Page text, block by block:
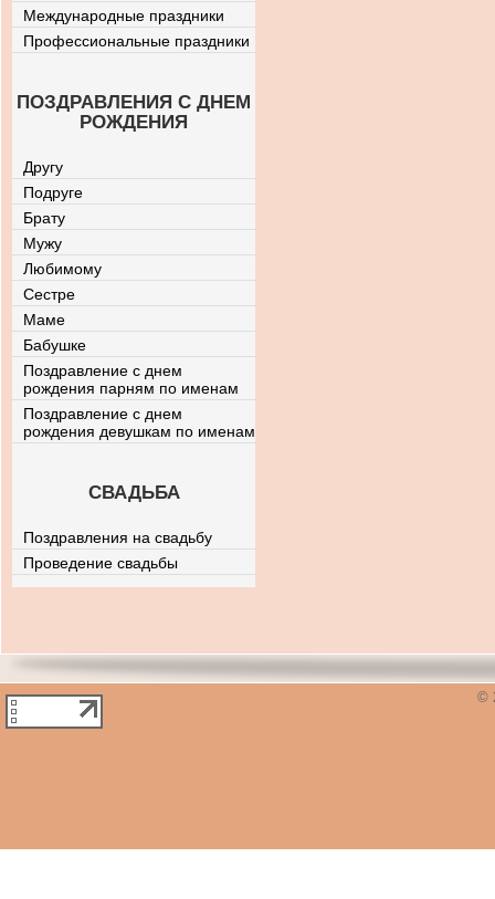
Международные праздники
Профессиональные праздники
ПОЗДРАВЛЕНИЯ С ДНЕМ
РОЖДЕНИЯ
Другу
Подруге
Брату
Мужу
Любимому
Сестре
Маме
Бабушке
Поздравление с днем
рождения парням по именам
Поздравление с днем
рождения девушкам по именам
СВАДЬБА
Поздравления на свадьбу
Проведение свадьбы
©